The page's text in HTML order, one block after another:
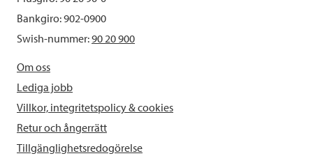
Bankgiro: 902-0900
Swish-nummer:90 20 900
Om oss
Lediga jobb
Villkor, integritetspolicy & cookies
Retur och ångerrätt
Tillgänglighetsredogörelse